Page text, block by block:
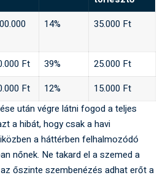
14% 35.000 Ft
Ft 39%
25.000 Ft
Ft 12%
15.000 Ft
után végre látni fogod a teljes
a hibát, hogy csak a havi
a háttérben felhalmozódó
nőnek. Ne takard el a szemed a
őszinte szembenézés adhat erőt a